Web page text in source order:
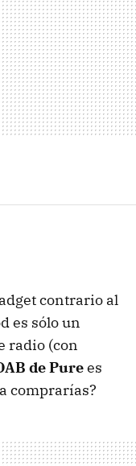
contrario al
es sólo un
radio (con
de Purees
comprarías?